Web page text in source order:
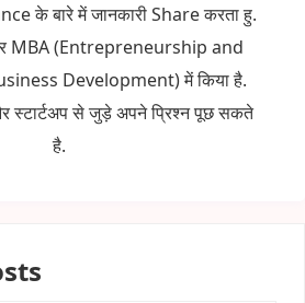
के बारे में जानकारी Share करता हु.
MBA (Entrepreneurship and
Development) में किया है.
से जुड़े अपने प्रिश्न पूछ सकते
है.